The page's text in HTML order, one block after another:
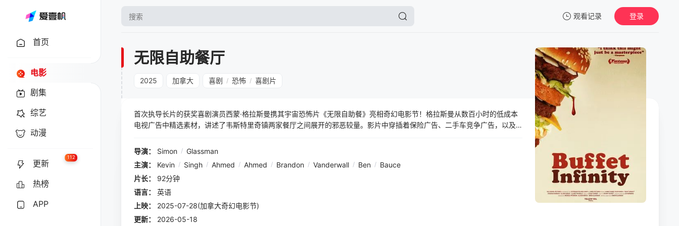
观看记录
暂无观看影片的记录
登录
首页
电影
剧集
综艺
动漫
更新
112
热榜
APP
无限自助餐厅
2025 加拿大 喜剧 / 恐怖 / 喜剧片
首次执导长片的获奖喜剧演员西蒙·格拉斯曼携其宇宙恐怖片《无限自助餐》亮相奇幻电影节！格拉斯曼从数百小时的低成本
电视广告中精选素材，讲述了韦斯特里奇镇两家餐厅之间展开的邪恶较量。影片中穿插着保险广告、二手车竞争广告，以及
导演：
Simon / Glassman
主演：
Kevin / Singh / Ahmed / Ahmed / Brandon / Vanderwall / Ben / Bauce
片长：
92分钟
语言：
英语
上映：
2025-07-28(加拿大奇幻电影节)
更新：
2026-05-18